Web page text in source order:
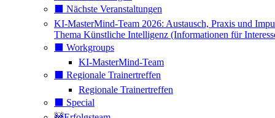
⬛️ Nächste Veranstaltungen
KI-MasterMind-Team 2026: Austausch, Praxis und
Thema Künstliche Intelligenz (Informationen für
⬛️ Workgroups
KI-MasterMind-Team
⬛️ Regionale Trainertreffen
Regionale Trainertreffen
⬛️ Special